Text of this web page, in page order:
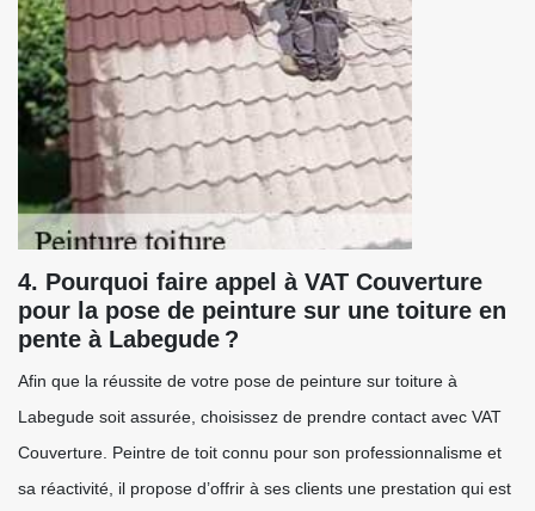
4. Pourquoi faire appel à VAT Couverture
pour la pose de peinture sur une toiture en
pente à Labegude ?
Afin que la réussite de votre pose de peinture sur toiture à
Labegude soit assurée, choisissez de prendre contact avec VAT
Couverture. Peintre de toit connu pour son professionnalisme et
sa réactivité, il propose d’offrir à ses clients une prestation qui est